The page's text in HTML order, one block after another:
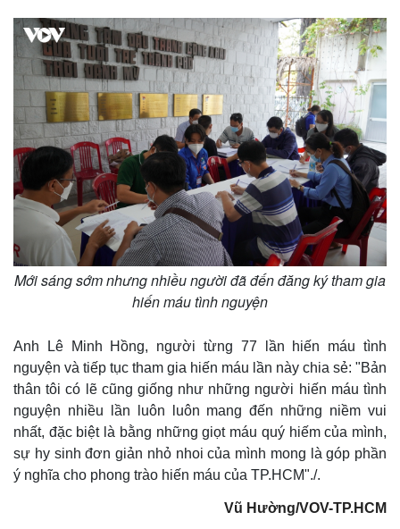
Hồ sơ
E-Magazine
Infographic
Mới sáng sớm nhưng nhiều người đã đến đăng ký tham gia
hiến máu tình nguyện
Anh Lê Minh Hồng, người từng 77 lần hiến máu tình
nguyện và tiếp tục tham gia hiến máu lần này chia sẻ: "Bản
thân tôi có lẽ cũng giống như những người hiến máu tình
nguyện nhiều lần luôn luôn mang đến những niềm vui
nhất, đặc biệt là bằng những giọt máu quý hiếm của mình,
sự hy sinh đơn giản nhỏ nhoi của mình mong là góp phần
ý nghĩa cho phong trào hiến máu của TP.HCM"./.
Vũ Hường/VOV-TP.HCM